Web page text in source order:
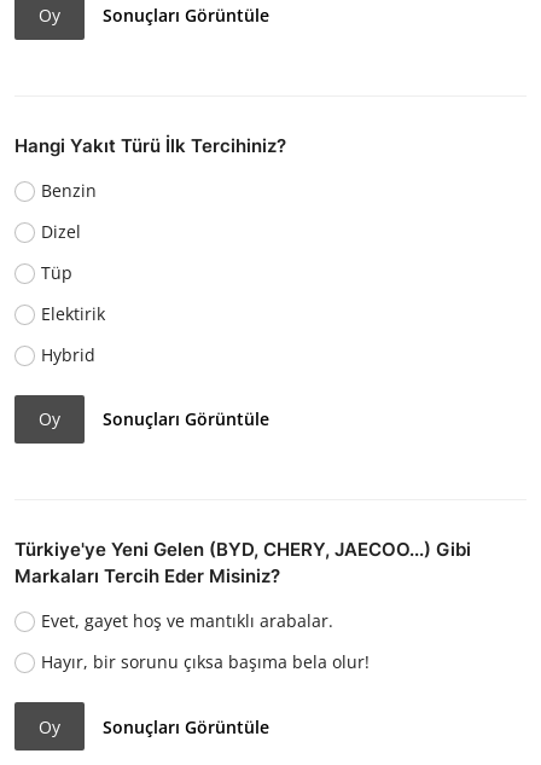
Oy Sonuçları Görüntüle
Hangi Yakıt Türü İlk Tercihiniz?
Benzin
Dizel
Tüp
Elektirik
Hybrid
Oy Sonuçları Görüntüle
Türkiye'ye Yeni Gelen (BYD, CHERY, JAECOO...) Gibi
Markaları Tercih Eder Misiniz?
Evet, gayet hoş ve mantıklı arabalar.
Hayır, bir sorunu çıksa başıma bela olur!
Oy Sonuçları Görüntüle